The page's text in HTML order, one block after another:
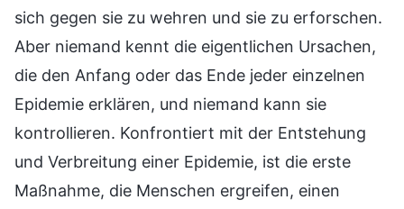
sich gegen sie zu wehren und sie zu erforschen.
Aber niemand kennt die eigentlichen Ursachen,
die den Anfang oder das Ende jeder einzelnen
Epidemie erklären, und niemand kann sie
kontrollieren. Konfrontiert mit der Entstehung
und Verbreitung einer Epidemie, ist die erste
Maßnahme, die Menschen ergreifen, einen